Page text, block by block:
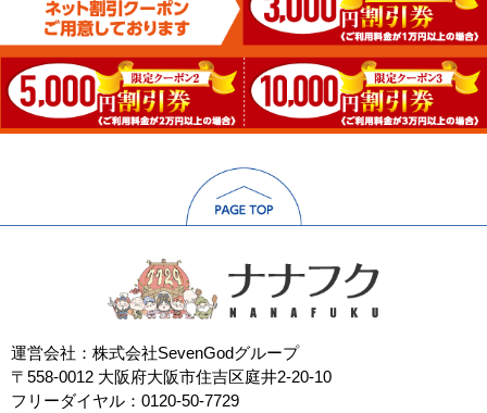
運営会社：株式会社SevenGodグループ
〒558-0012 大阪府大阪市住吉区庭井2-20-10
フリーダイヤル：0120-50-7729